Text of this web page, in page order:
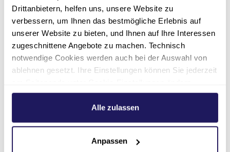
Drittanbietern, helfen uns, unsere Website zu
verbessern, um Ihnen das bestmögliche Erlebnis auf
unserer Website zu bieten, und Ihnen auf Ihre Interessen
zugeschnittene Angebote zu machen. Technisch
notwendige Cookies werden auch bei der Auswahl von
ablehnen gesetzt. Ihre Einstellungen können Sie jederzeit
Weitere Informationen hierzu finden Sie in unserer
.Alle zulassen
Anpassen
Johannesstift
Diakonie
Umfassende Benefits und finanzielle
Sicherheit: Bei einem großen
Weiterbildungen
Unsere Akademien eröffnen Ihnen die
Möglichkeit, sich beruflich
weiterzuentwickeln.